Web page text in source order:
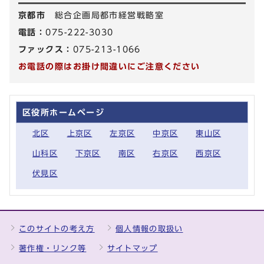
京都市 総合企画局都市経営戦略室
電話：075-222-3030
ファックス： 075-213-1066
お電話の際はお掛け間違いにご注意ください
区役所ホームページ
北区 上京区 左京区 中京区 東山区
山科区 下京区 南区 右京区 西京区
伏見区
このサイトの考え方 個人情報の取扱い
著作権・リンク等 サイトマップ